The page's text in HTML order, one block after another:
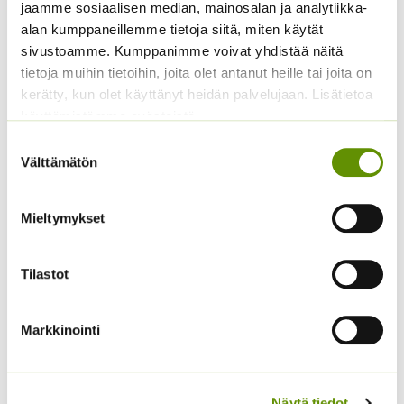
jaamme sosiaalisen median, mainosalan ja analytiikka-
alan kumppaneillemme tietoja siitä, miten käytät
sivustoamme. Kumppanimme voivat yhdistää näitä
tietoja muihin tietoihin, joita olet antanut heille tai joita on
kerätty, kun olet käyttänyt heidän palvelujaan. Lisätietoa
valinta
Välttämätön
Mieltymykset
Tilastot
Markkinointi
Burpless Tasty Green
5,90€ Sisältää arvonlisäveron
Lehtiselleri Tall Utah
Hintaluokka:
3,90 €
8,90 €
Sisältää